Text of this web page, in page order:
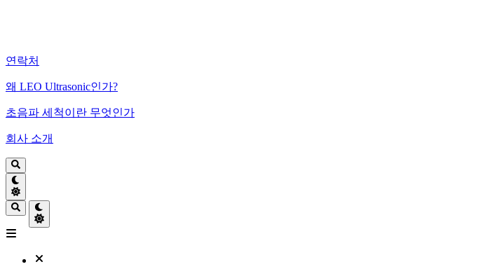
연락처
왜 LEO Ultrasonic인가?
초음파 세척이란 무엇인가
회사 소개